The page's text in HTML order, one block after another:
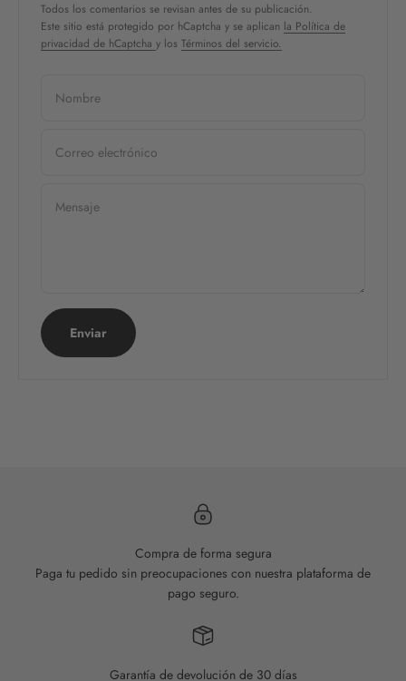
Todos los comentarios se revisan antes de su publicación.
Este sitio está protegido por hCaptcha y se aplican la Política de
privacidad de hCaptcha y los Términos del servicio.
Nombre
Correo electrónico
Mensaje
Enviar
Compra de forma segura
Paga tu pedido sin preocupaciones con nuestra plataforma de
pago seguro.
Garantía de devolución de 30 días